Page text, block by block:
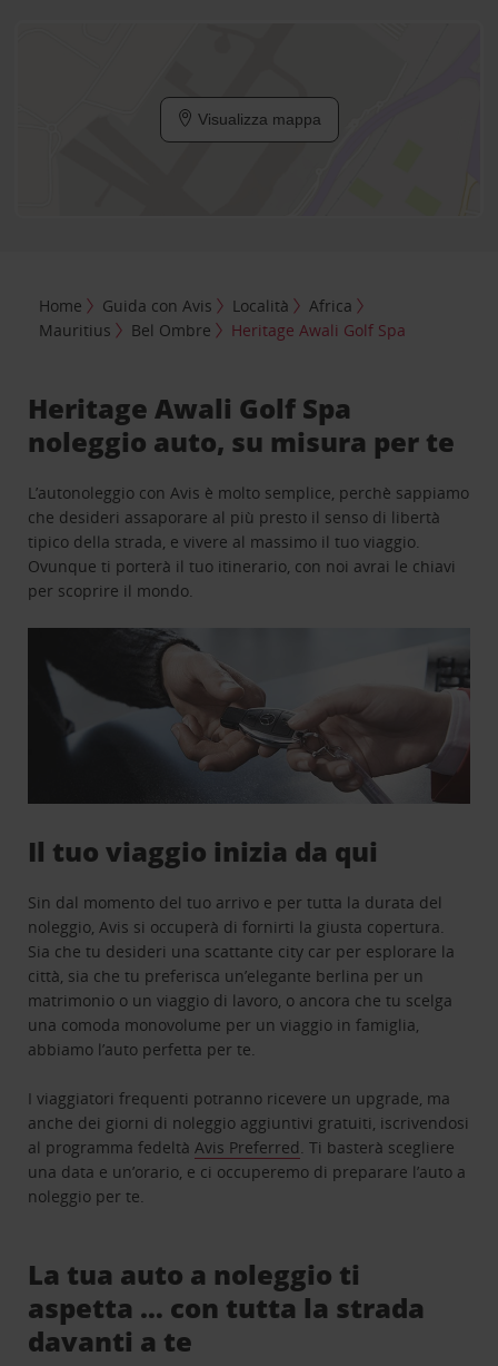
Visualizza mappa
Home Guida con Avis Località
Africa
Mauritius
Bel Ombre Heritage Awali Golf Spa
Heritage Awali Golf Spa
noleggio auto, su misura per te
L’autonoleggio con Avis è molto semplice, perchè sappiamo
che desideri assaporare al più presto il senso di libertà
tipico della strada, e vivere al massimo il tuo viaggio.
Ovunque ti porterà il tuo itinerario, con noi avrai le chiavi
per scoprire il mondo.
Il tuo viaggio inizia da qui
Sin dal momento del tuo arrivo e per tutta la durata del
noleggio, Avis si occuperà di fornirti la giusta copertura.
Sia che tu desideri una scattante city car per esplorare la
città, sia che tu preferisca un’elegante berlina per un
matrimonio o un viaggio di lavoro, o ancora che tu scelga
una comoda monovolume per un viaggio in famiglia,
abbiamo l’auto perfetta per te.
I viaggiatori frequenti potranno ricevere un upgrade, ma
anche dei giorni di noleggio aggiuntivi gratuiti, iscrivendosi
al programma fedeltàAvis Preferred. Ti basterà scegliere
una data e un’orario, e ci occuperemo di preparare l’auto a
noleggio per te.
La tua auto a noleggio ti
aspetta … con tutta la strada
davanti a te